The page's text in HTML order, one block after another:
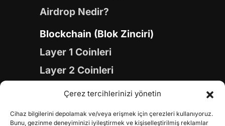
Çerez tercihlerinizi yönetin
Cihaz bilgilerini depolamak ve/veya erişmek için çerezleri kullanıyoruz.
Bunu, gezinme deneyiminizi iyileştirmek ve kişiselleştirilmiş reklamlar
Airdrop Nedir?
Blockchain (Blok Zinciri)
Layer 1 Coinleri
Layer 2 Coinleri
Yapay Zeka (AI) Coinleri